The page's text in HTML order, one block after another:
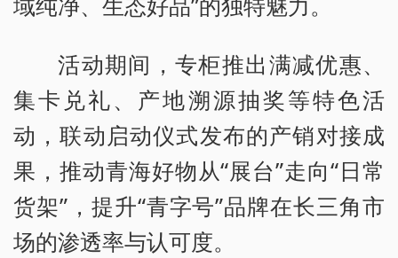
活动期间，专柜推出满减优惠、
集卡兑礼、产地溯源抽奖等特色活
动，联动启动仪式发布的产销对接成
果，推动青海好物从“展台”走向“日常
货架”，提升“青字号”品牌在长三角市
场的渗透率与认可度。